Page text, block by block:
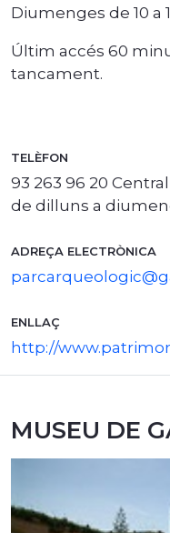
Diumenges de 10 a
Últim accés 60
tancament.
TELÈFON
93 263 96 20
de dilluns a
ADREÇA ELECTRÒNICA
ENLLAÇ
http://
MUSEU DE